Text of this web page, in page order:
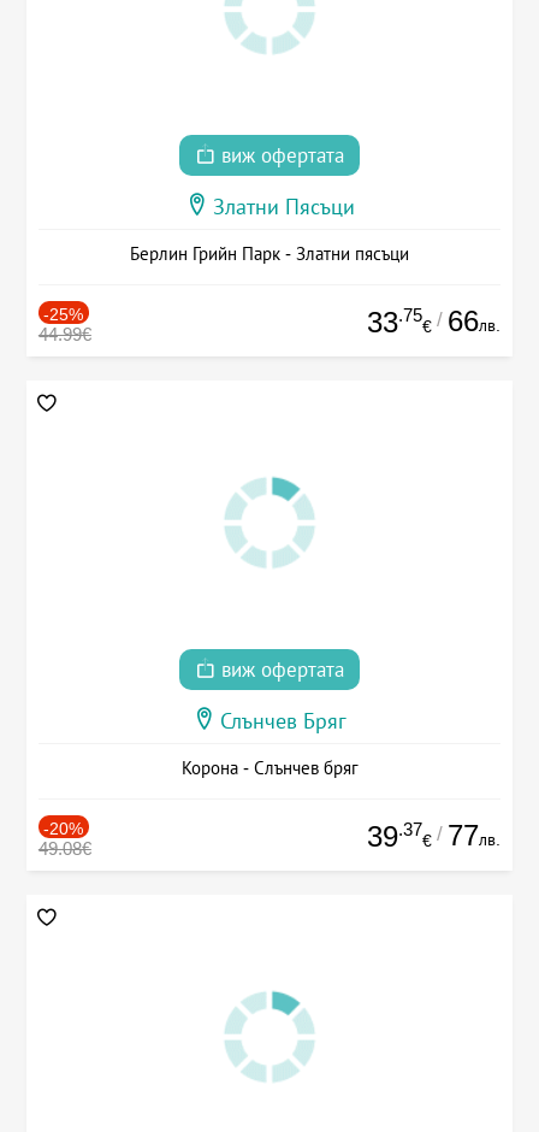
виж офертата
Златни Пясъци
Берлин Грийн Парк - Златни пясъци
-25%
44.99€ 33.75
€ / 66лв.
виж офертата
Слънчев Бряг
Корона - Слънчев бряг
-20%
49.08€ 39.37
€ / 77лв.